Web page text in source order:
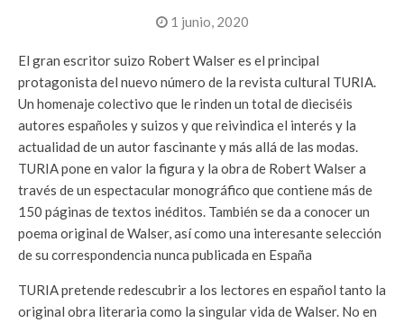
1 junio, 2020
El gran escritor suizo Robert Walser es el principal
protagonista del nuevo número de la revista cultural TURIA.
Un homenaje colectivo que le rinden un total de dieciséis
autores españoles y suizos y que reivindica el interés y la
actualidad de un autor fascinante y más allá de las modas.
TURIA pone en valor la figura y la obra de Robert Walser a
través de un espectacular monográfico que contiene más de
150 páginas de textos inéditos. También se da a conocer un
poema original de Walser, así como una interesante selección
de su correspondencia nunca publicada en España
TURIA pretende redescubrir a los lectores en español tanto la
original obra literaria como la singular vida de Walser. No en